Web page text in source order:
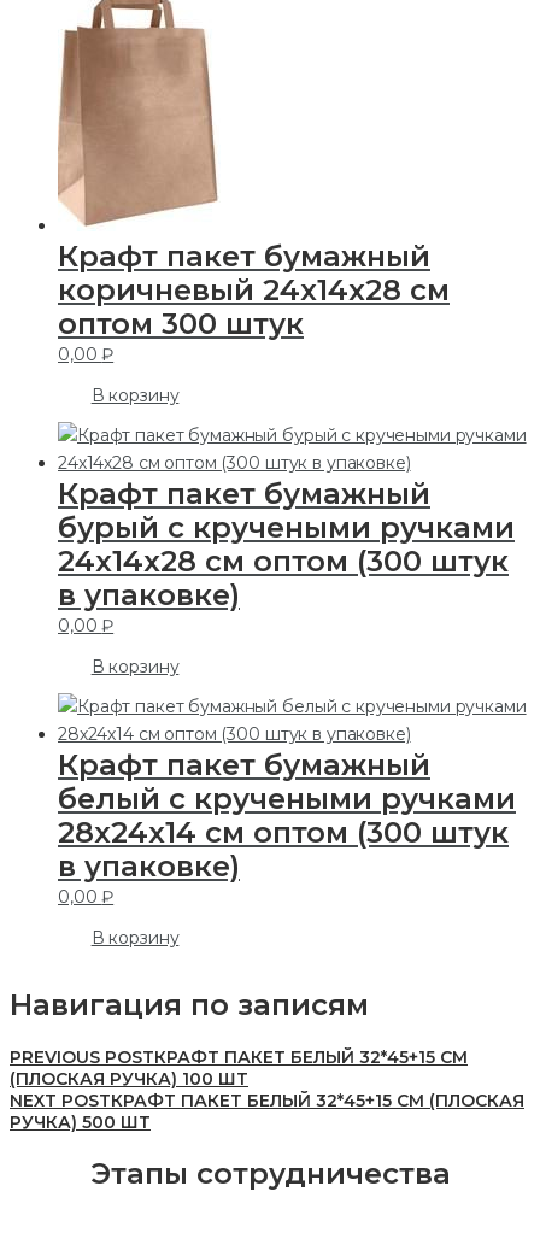
Крафт пакет бумажный
коричневый 24х14х28 см
оптом 300 штук
0,00₽
В корзину
Крафт пакет бумажный
бурый с кручеными ручками
24х14х28 см оптом (300 штук
в упаковке)
0,00₽
В корзину
Крафт пакет бумажный
белый с кручеными ручками
28х24х14 см оптом (300 штук
в упаковке)
0,00₽
В корзину
Навигация по записям
PREVIOUS POSTКРАФТ ПАКЕТ БЕЛЫЙ 32*45+15 СМ
(ПЛОСКАЯ РУЧКА) 100 ШТ
NEXT POSTКРАФТ ПАКЕТ БЕЛЫЙ 32*45+15 СМ (ПЛОСКАЯ
РУЧКА) 500 ШТ
Этапы сотрудничества